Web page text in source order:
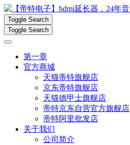
Toggle Search
Toggle Search
第一章
官方商城
天猫帝特旗舰店
京东帝特旗舰店
天猫德甲士旗舰店
帝特京东自营官方旗舰店
帝特阿里批发店
关于我们
公司简介